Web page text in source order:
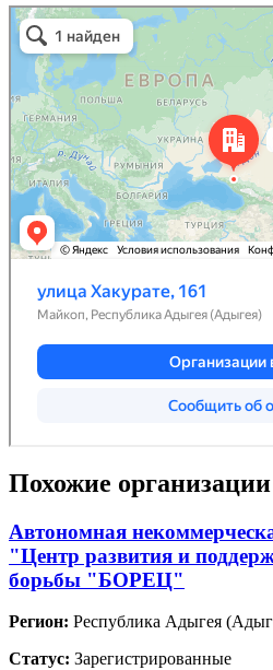
Похожие организации
Автономная
"Центр развития и
борьбы "БОРЕЦ"
Регион: Республика Адыгея
Статус: Зарегистрированные